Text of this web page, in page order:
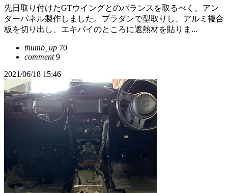
先日取り付けたGTウイングとのバランスを取るべく、アン
ダーパネル製作しました。プラダンで型取りし、アルミ複合
板を切り出し、エキパイのところに遮熱材を貼りま...
thumb_up 70
comment9
2021/06/18 15:46